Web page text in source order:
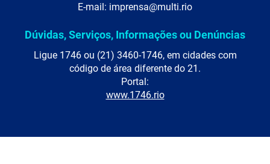
E-mail: imprensa@multi.rio
Dúvidas, Serviços, Informações ou Denúncias
Ligue 1746 ou (21) 3460-1746, em cidades com
código de área diferente do 21.
Portal:
www.1746.rio